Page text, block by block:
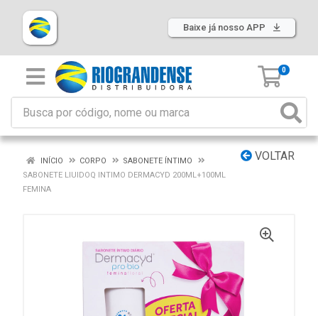
Baixe já nosso APP
0
VOLTAR
INÍCIO CORPO
SABONETE ÍNTIMO
SABONETE LIUIDOQ INTIMO DERMACYD 200ML+100ML
FEMINA